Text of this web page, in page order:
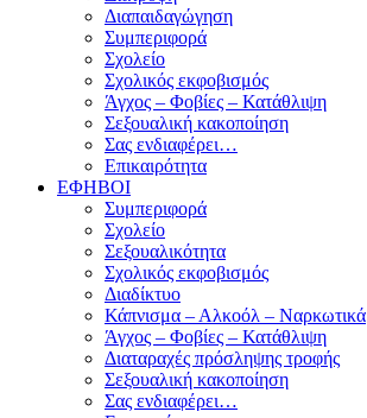
Διαπαιδαγώγηση
Συμπεριφορά
Σχολείο
Σχολικός εκφοβισμός
Άγχος – Φοβίες – Κατάθλιψη
Σεξουαλική κακοποίηση
Σας ενδιαφέρει…
Επικαιρότητα
ΕΦΗΒΟΙ
Συμπεριφορά
Σχολείο
Σεξουαλικότητα
Σχολικός εκφοβισμός
Διαδίκτυο
Κάπνισμα – Αλκοόλ – Ναρκωτικά
Άγχος – Φοβίες – Κατάθλιψη
Διαταραχές πρόσληψης τροφής
Σεξουαλική κακοποίηση
Σας ενδιαφέρει…